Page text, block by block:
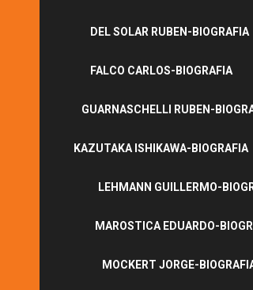
DEL SOLAR RUBEN-BIOGRAFIA
FALCO CARLOS-BIOGRAFIA
GUARNASCHELLI RUBEN-
KAZUTAKA ISHIKAWA-BIOGRAFIA
LEHMANN GUILLERMO-
MAROSTICA EDUARDO-
MOCKERT JORGE-